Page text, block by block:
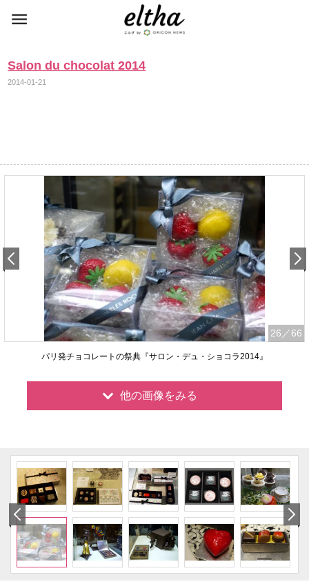
Salon du chocolat 2014
2014-01-21
26 ／66
パリ発チョコレートの祭典『サロン・デュ・ショコラ2014』
他の画像をみる